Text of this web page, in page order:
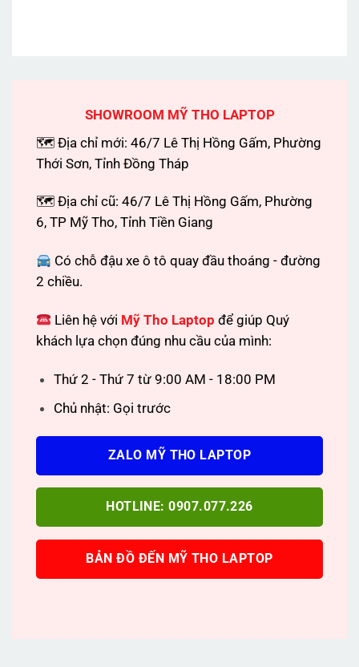
SHOWROOM MỸ THO LAPTOP
🗺 Địa chỉ mới: 46/7 Lê Thị Hồng Gấm, Phường
Thới Sơn, Tỉnh Đồng Tháp
🗺 Địa chỉ cũ: 46/7 Lê Thị Hồng Gấm, Phường
6, TP Mỹ Tho, Tỉnh Tiền Giang
Có chỗ đậu xe ô tô quay đầu thoáng - đường
2 chiều.
Liên hệ với Mỹ Tho Laptop để giúp Quý
khách lựa chọn đúng nhu cầu của mình:
Thứ 2 - Thứ 7 từ 9:00 AM - 18:00 PM
Chủ nhật: Gọi trước
ZALO MỸ THO LAPTOP
HOTLINE: 0907.077.226
BẢN ĐỒ ĐẾN MỸ THO LAPTOP